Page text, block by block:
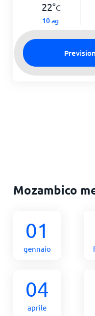
22°C
10 ag.
Mozambico
01
gennaio
04
aprile